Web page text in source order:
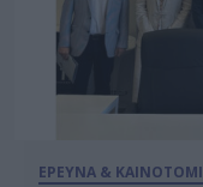
ΕΡΕΥΝΑ &